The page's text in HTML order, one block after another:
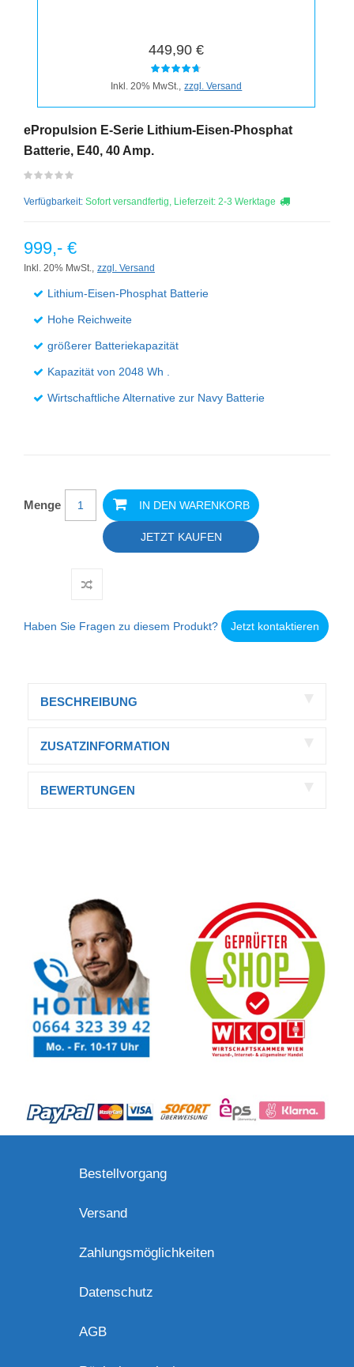
449,90 €
Inkl. 20% MwSt., zzgl. Versand
ePropulsion E-Serie Lithium-Eisen-Phosphat
Batterie, E40, 40 Amp.
Verfügbarkeit: Sofort versandfertig, Lieferzeit: 2-3 Werktage
999,- €
Inkl. 20% MwSt., zzgl. Versand
Lithium-Eisen-Phosphat Batterie
Hohe Reichweite
größerer Batteriekapazität
Kapazität von 2048 Wh .
Wirtschaftliche Alternative zur Navy Batterie
Menge IN DEN WARENKORB
JETZT KAUFEN
Haben Sie Fragen zu diesem Produkt? Jetzt kontaktieren
BESCHREIBUNG
ZUSATZINFORMATION
BEWERTUNGEN
Bestellvorgang
Versand
Zahlungsmöglichkeiten
Datenschutz
AGB